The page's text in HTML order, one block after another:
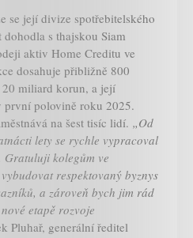
se její divize spotřebitelského
s thajskou Siam
aktiv Home Creditu ve
dosahuje přibližně 800
miliard korun, a její
první polovině roku 2025.
na šest tisíc lidí. „Od
lety se rychle vypracoval
kolegům ve
respektovaný byznys
a zároveň bych jim rád
etapě rozvoje
Pluhař, generální ředitel